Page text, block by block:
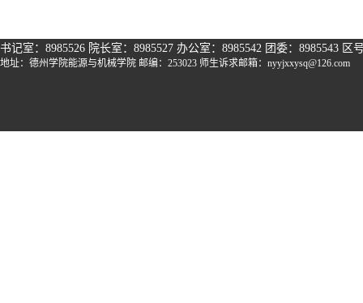
书记室：8985526 院长室：8985527 办公室：8985542 团委：8985543 区
地址：德州学院能源与机械学院 邮编：253023 师生诉求邮箱：nyyjxxysq@126.com